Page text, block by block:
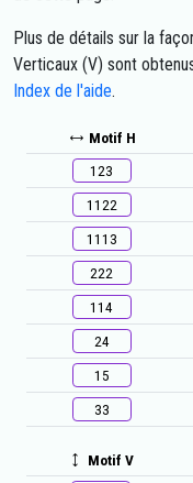
Plus de détails sur la
Verticaux (V) sont
Index de l'aide.
Motif H
123
1122
1113
222
114
24
15
33
Motif V